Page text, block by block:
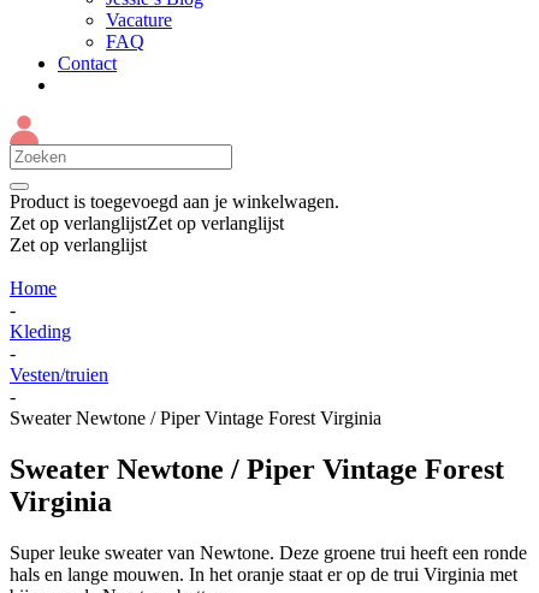
Vacature
FAQ
Contact
Product is toegevoegd aan je winkelwagen.
Zet op verlanglijstZet op verlanglijst
Zet op verlanglijst
Home
-
Kleding
-
Vesten/truien
-
Sweater Newtone / Piper Vintage Forest Virginia
Sweater Newtone / Piper Vintage Forest
Virginia
Super leuke sweater van Newtone. Deze groene trui heeft een ronde
hals en lange mouwen. In het oranje staat er op de trui Virginia met